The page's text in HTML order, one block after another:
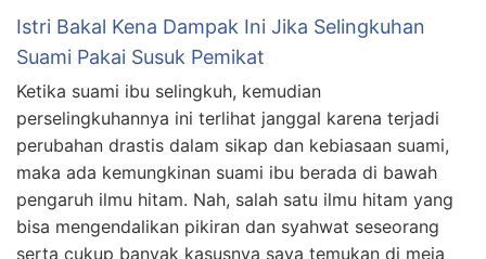
Istri Bakal Kena Dampak Ini Jika Selingkuhan
Suami Pakai Susuk Pemikat
Ketika suami ibu selingkuh, kemudian
perselingkuhannya ini terlihat janggal karena terjadi
perubahan drastis dalam sikap dan kebiasaan suami,
maka ada kemungkinan suami ibu berada di bawah
pengaruh ilmu hitam. Nah, salah satu ilmu hitam yang
bisa mengendalikan pikiran dan syahwat seseorang
serta cukup banyak kasusnya saya temukan di meja